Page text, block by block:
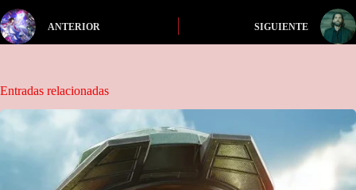
ANTERIOR SIGUIENTE
Entradas relacionadas